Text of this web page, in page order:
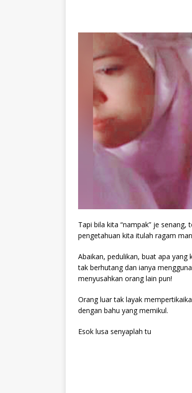
Tapi bila kita “nampak” je
pengetahuan kita itulah ragam
Abaikan, pedulikan, buat apa
tak berhutang dan ianya
menyusahkan orang lain pun!
Orang luar tak layak
dengan bahu yang memikul.
Esok lusa senyaplah tu